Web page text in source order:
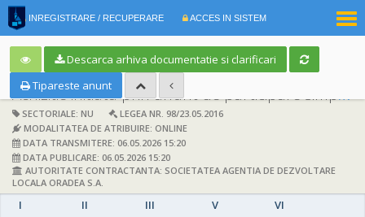
INREGISTRARE / RECUPERARE ACCES IN SISTEM
Descarca arhiva documentatie si clarificari
Tipareste anunt
Achizitie initiata prin anunt de participare simplificat:
SECTORIALE: NU
LEGEA NR. 98/23.05.2016
MODALITATEA DE ATRIBUIRE: ONLINE
DATA TRANSMITERE: 06.05.2026 15:20
DATA PUBLICARE: 06.05.2026 15:20
AUTORITATE CONTRACTANTA: SOCIETATEA AGENTIA DE DEZVOLTARE
LOCALA ORADEA S.A.
I II III V VI
DETALII
Documentatie de atribuire: